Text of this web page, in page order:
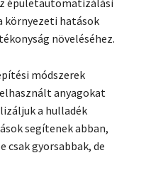
környezeti hatások
növeléséhez.
módszerek
anyagokat
a hulladék
segítenek abban,
csak gyorsabbak, de